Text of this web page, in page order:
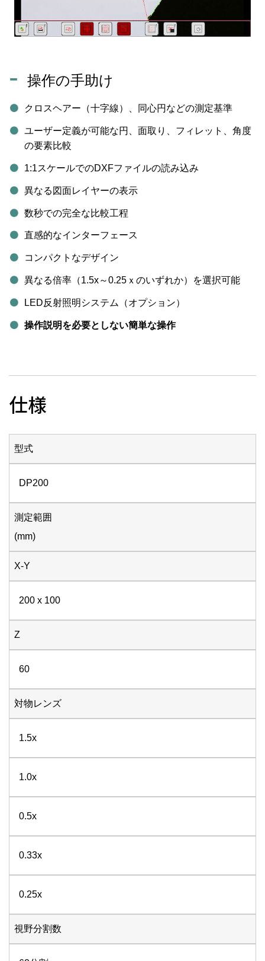
操作の手助け
クロスヘアー（十字線）、同心円などの測定基準
ユーザー定義が可能な円、面取り、フィレット、角度
の要素比較
1:1スケールでのDXFファイルの読み込み
異なる図面レイヤーの表示
数秒での完全な比較工程
直感的なインターフェース
コンパクトなデザイン
異なる倍率（1.5x～0.25ｘのいずれか）を選択可能
LED反射照明システム（オプション）
操作説明を必要としない簡単な操作
仕様
型式
DP200
測定範囲
(mm)
X-Y
200 x 100
Z
60
対物レンズ
1.5x
1.0x
0.5x
0.33x
0.25x
視野分割数